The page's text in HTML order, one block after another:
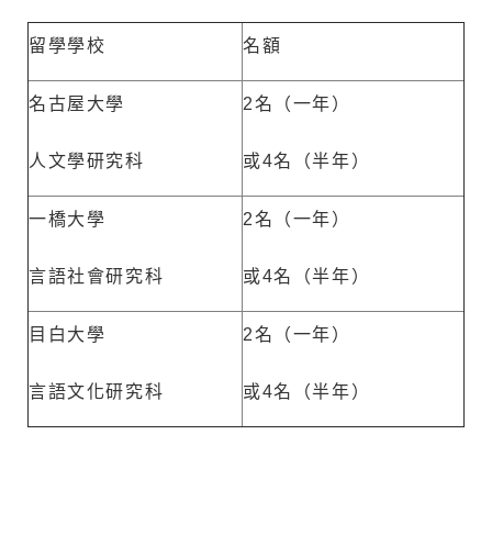
留學學校 名額
名古屋大學
人文學研究科
2名（一年）
或4名（半年）
一橋大學
言語社會研究科
2名（一年）
或4名（半年）
目白大學
言語文化研究科
2名（一年）
或4名（半年）